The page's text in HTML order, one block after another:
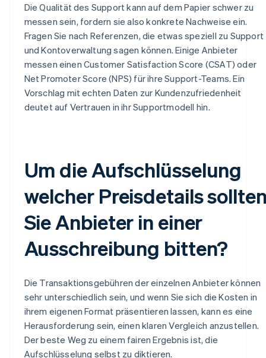
Die Qualität des Support kann auf dem Papier schwer zu
messen sein, fordern sie also konkrete Nachweise ein.
Fragen Sie nach Referenzen, die etwas speziell zu Support
und Kontoverwaltung sagen können. Einige Anbieter
messen einen Customer Satisfaction Score (CSAT) oder
Net Promoter Score (NPS) für ihre Support-Teams. Ein
Vorschlag mit echten Daten zur Kundenzufriedenheit
deutet auf Vertrauen in ihr Supportmodell hin.
Um die Aufschlüsselung
welcher Preisdetails
Sie Anbieter in einer
Ausschreibung bitten?
Die Transaktionsgebühren der einzelnen Anbieter können
sehr unterschiedlich sein, und wenn Sie sich die Kosten in
ihrem eigenen Format präsentieren lassen, kann es eine
Herausforderung sein, einen klaren Vergleich anzustellen.
Der beste Weg zu einem fairen Ergebnis ist, die
Aufschlüsselung selbst zu diktieren.